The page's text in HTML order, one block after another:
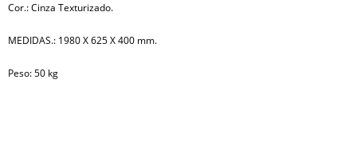
Cor.: Cinza Texturizado.
MEDIDAS.: 1980 X 625 X 400 mm.
Peso: 50 kg